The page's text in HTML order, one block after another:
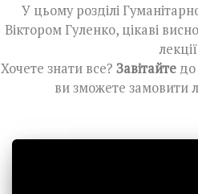
У цьому розділі
Віктором Гуленко, цікаві
Хочете знати все? Завітайтедо
ви зможете замовити